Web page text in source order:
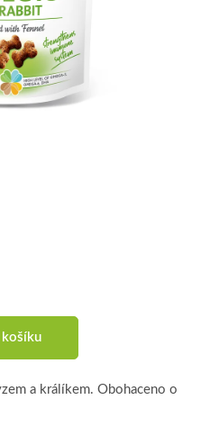
košíku
a králíkem. Obohaceno o